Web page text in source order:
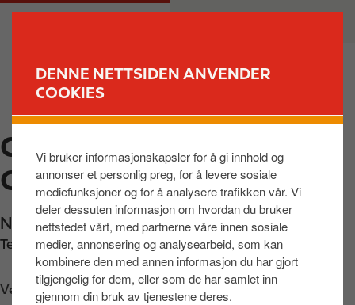
DENNE NETTSIDEN ANVENDER
COOKIES
Vi bruker informasjonskapsler for å gi innhold og
annonser et personlig preg, for å levere sosiale
mediefunksjoner og for å analysere trafikken vår. Vi
deler dessuten informasjon om hvordan du bruker
nettstedet vårt, med partnerne våre innen sosiale
medier, annonsering og analysearbeid, som kan
kombinere den med annen informasjon du har gjort
tilgjengelig for dem, eller som de har samlet inn
gjennom din bruk av tjenestene deres.
h
o
v
d
i
h
M
v
CIRCLE K AUTOMAT
OLDEN
Naustgrenda 26,Olden,6788,NO
Telefon: +4722962530
Veibeskrivelse